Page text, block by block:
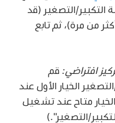
التكبير/التصغير (قد
من مرة)، ثم تابع
افتراضي:قم
الخيار الأول عند
الخيار متاح عند تشغيل
التصغير".)